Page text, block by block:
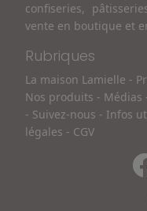
confiseries,
vente en boutique et
Rubriques
La maison Lamielle -
Nos produits - Médias
- Suivez-nous - Infos
légales - CGV